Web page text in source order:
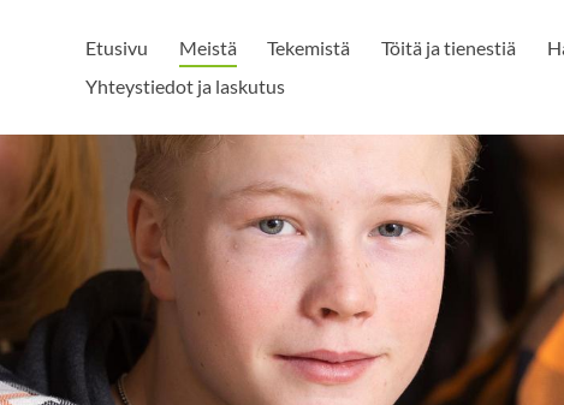
Etusivu Meistä Tekemistä Töitä ja tienestiä
Yhteystiedot ja laskutus